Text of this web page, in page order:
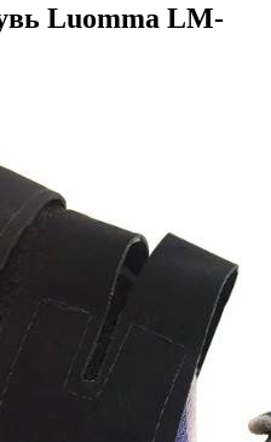
Luomma LM-